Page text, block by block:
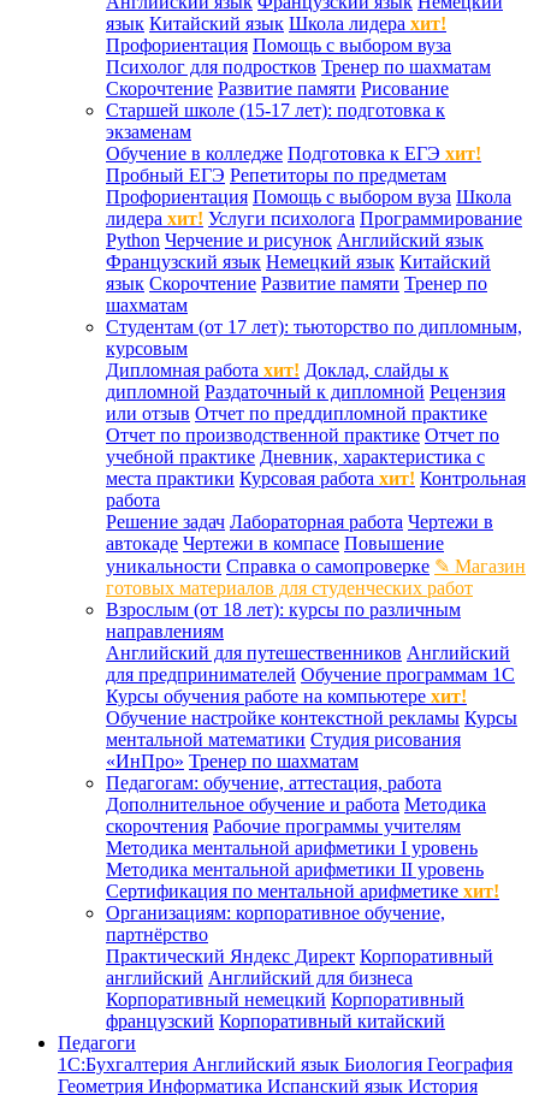
язык Китайский язык Школа лидера хит!
Профориентация Помощь с выбором вуза
Психолог для подростков Тренер по шахматам
Скорочтение Развитие памяти Рисование
Старшей школе (15-17 лет): подготовка к
экзаменам
Обучение в колледже Подготовка к ЕГЭ хит!
Пробный ЕГЭ Репетиторы по предметам
Профориентация Помощь с выбором вуза Школа
лидера хит! Услуги психолога Программирование
Python Черчение и рисунок Английский язык
Французский язык Немецкий язык Китайский
язык Скорочтение Развитие памяти Тренер по
шахматам
Студентам (от 17 лет): тьюторство по дипломным,
курсовым
Дипломная работа хит! Доклад, слайды к
дипломной Раздаточный к дипломной Рецензия
или отзыв Отчет по преддипломной практике
Отчет по производственной практике Отчет по
учебной практике Дневник, характеристика с
места практики Курсовая работа хит! Контрольная
работа
Решение задач Лабораторная работа Чертежи в
автокаде Чертежи в компасе Повышение
уникальности Справка о самопроверке ✎ Магазин
готовых материалов для студенческих работ
Взрослым (от 18 лет): курсы по различным
направлениям
Английский для путешественников Английский
для предпринимателей Обучение программам 1С
Курсы обучения работе на компьютере хит!
Обучение настройке контекстной рекламы Курсы
ментальной математики Студия рисования
«ИнПро» Тренер по шахматам
Педагогам: обучение, аттестация, работа
Дополнительное обучение и работа Методика
скорочтения Рабочие программы учителям
Методика ментальной арифметики I уровень
Методика ментальной арифметики II уровень
Сертификация по ментальной арифметике хит!
Организациям: корпоративное обучение,
партнёрство
Практический Яндекс Директ Корпоративный
английский Английский для бизнеса
Корпоративный немецкий Корпоративный
французский Корпоративный китайский
Педагоги
1С:Бухгалтерия Английский язык Биология География
Геометрия Информатика Испанский язык История